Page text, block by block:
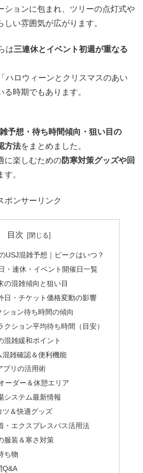
ションに包まれ、ツリーの点灯式や
い雰囲気が広がります。
は三連休とイベント初週が重なる
ハロウィーンとクリスマスのあい
時期でもあります。
予想・待ち時間傾向・狙い目の
方法をまとめました。
に楽しむための防寒対策グッズや回
す。
ポンサーリンク
目次
USJ混雑予想｜ピークはいつ？
・連休・イベント開催日一覧
の混雑傾向と狙い目
日・チケット価格変動の影響
ション待ち時間の傾向
クション平均待ち時間（目安）
混雑緩和ポイント
混雑確認＆便利機能
プリの活用術
ーダー＆休憩エリア
システム最新情報
ツ＆快適グッズ
・エクスプレスパス活用法
服装＆寒さ対策
ち物
Q&A